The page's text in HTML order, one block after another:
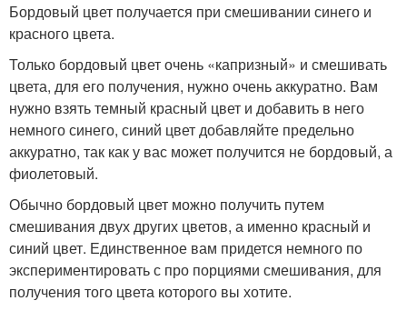
Бордовый цвет получается при смешивании синего и
красного цвета.
Только бордовый цвет очень «капризный» и смешивать
цвета, для его получения, нужно очень аккуратно. Вам
нужно взять темный красный цвет и добавить в него
немного синего, синий цвет добавляйте предельно
аккуратно, так как у вас может получится не бордовый, а
фиолетовый.
Обычно бордовый цвет можно получить путем
смешивания двух других цветов, а именно красный и
синий цвет. Единственное вам придется немного по
экспериментировать с про порциями смешивания, для
получения того цвета которого вы хотите.